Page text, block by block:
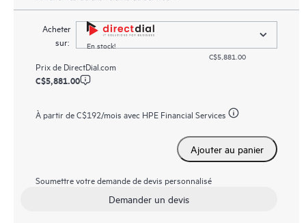
Acheter
sur:
En stock!
C$5,881.00
Prix de DirectDial.com
C$5,881.00
À partir deC$192/mois avec HPE Financial Services
Ajouter au panier
Soumettre votre demande de devis personnalisé
Demander un devis